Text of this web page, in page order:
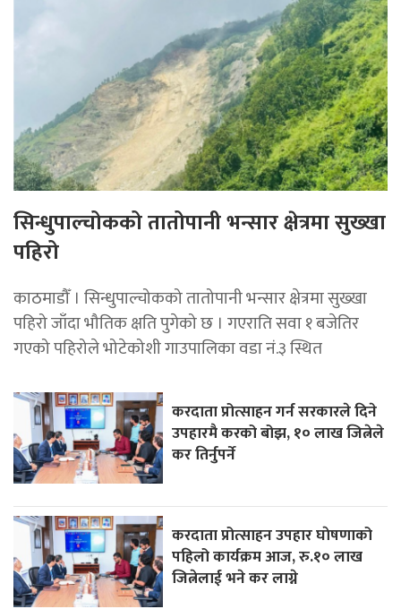
सिन्धुपाल्चोकको तातोपानी भन्सार क्षेत्रमा सुख्खा
पहिरो
काठमाडौँ । सिन्धुपाल्चोकको तातोपानी भन्सार क्षेत्रमा सुख्खा
पहिरो जाँदा भौतिक क्षति पुगेको छ । गएराति सवा १ बजेतिर
गएको पहिरोले भोटेकोशी गाउपालिका वडा नं.३ स्थित
करदाता प्रोत्साहन गर्न सरकारले दिने
उपहारमै करको बोझ, १० लाख जित्नेले
कर तिर्नुपर्ने
करदाता प्रोत्साहन उपहार घाेषणाको
पहिलो कार्यक्रम आज, रु.१० लाख
जित्नेलाई भने कर लाग्ने